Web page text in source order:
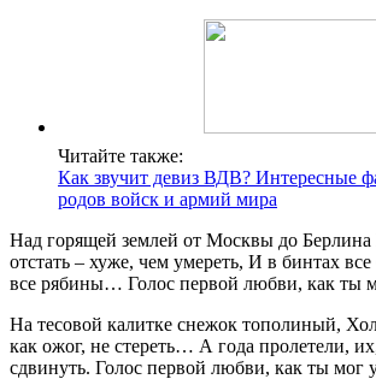
Читайте также:
Как звучит девиз ВДВ? Интересные
родов войск и армий мира
Над горящей землей от Москвы до Берлина
отстать – хуже, чем умереть, И в бинтах
все рябины… Голос первой любви, как ты
На тесовой калитке снежок тополиный,
как ожог, не стереть… А года пролетели,
сдвинуть. Голос первой любви, как ты мог